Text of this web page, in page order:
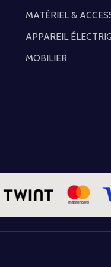
MATÉRIEL &
APPAREIL
MOBILIER